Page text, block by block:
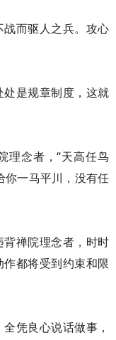
而驱人之兵。攻心
是规章制度，这就
理念者，“天高任鸟
你一马平川，没有任
禅院理念者，时时
都将受到约束和限
凭良心说话做事，